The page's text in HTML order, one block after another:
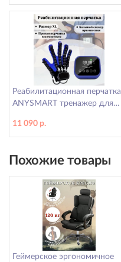
Реабилитационная перчатка
ANYSMART тренажер для
11 090 р.
Похожие товары
Геймерское эргономичное